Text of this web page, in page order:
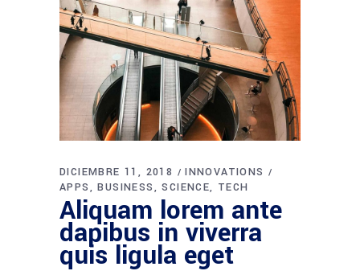
DICIEMBRE 11, 2018
INNOVATIONS
APPS
BUSINESS SCIENCE TECH
Aliquam lorem ante
dapibus in viverra
quis ligula eget